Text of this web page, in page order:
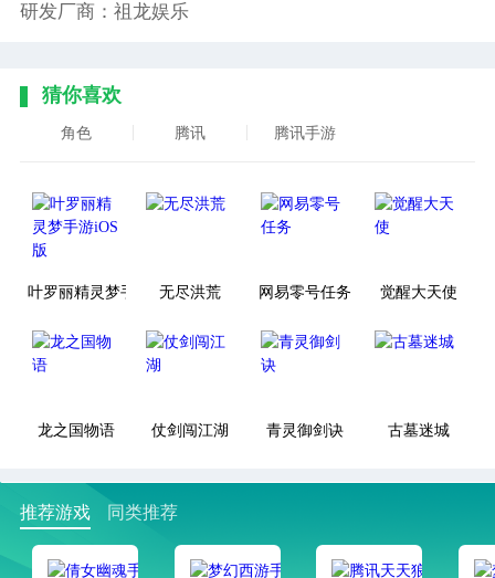
研发厂商：祖龙娱乐
猜你喜欢
角色 腾讯 腾讯手游
叶罗丽精灵梦手游iOS版无尽洪荒 网易零号任务 觉醒大天使
龙之国物语 仗剑闯江湖 青灵御剑诀 古墓迷城
推荐游戏 同类推荐